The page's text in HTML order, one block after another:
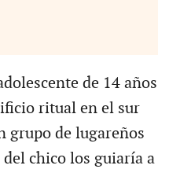
de 14 años
ritual en el sur
grupo de lugareños
chico los guiaría a